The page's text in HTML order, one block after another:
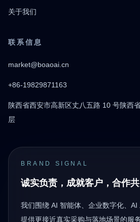
关于我们
联系信息
market@boaoai.cn
+86-19829871163
陕西省西安市高新区丈八五路 10 号陕西
层
BRAND SIGNAL
诚实负责，成就客户，合作
我们围绕 AI 智能体、企业数字化、AI
提供更接近真实采购与落地场景的服务